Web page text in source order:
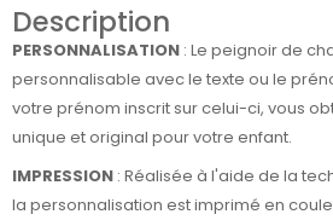
Description
PERSONNALISATION : Le peignoir de
personnalisable avec le texte ou le
votre prénom inscrit sur celui-ci, vous
unique et original pour votre enfant.
IMPRESSION : Réalisée à l'aide de la
la personnalisation est imprimé en